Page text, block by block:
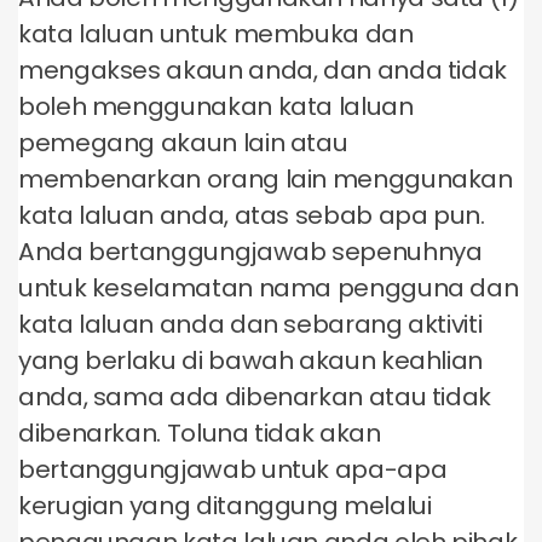
kata laluan untuk membuka dan
mengakses akaun anda, dan anda tidak
boleh menggunakan kata laluan
pemegang akaun lain atau
membenarkan orang lain menggunakan
kata laluan anda, atas sebab apa pun.
Anda bertanggungjawab sepenuhnya
untuk keselamatan nama pengguna dan
kata laluan anda dan sebarang aktiviti
yang berlaku di bawah akaun keahlian
anda, sama ada dibenarkan atau tidak
dibenarkan. Toluna tidak akan
bertanggungjawab untuk apa-apa
kerugian yang ditanggung melalui